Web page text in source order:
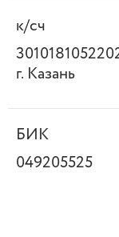
к/сч
г. Казань
БИК
049205525